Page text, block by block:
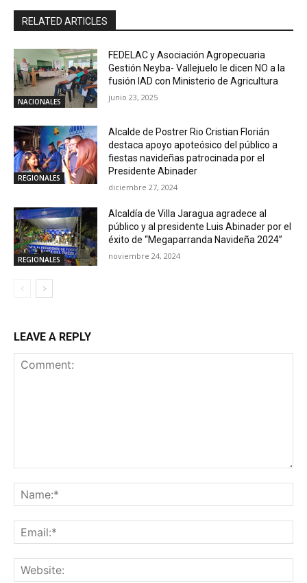
RELATED ARTICLES
NACIONALES
FEDELAC y Asociación Agropecuaria
Gestión Neyba- Vallejuelo le dicen NO a la
fusión IAD con Ministerio de Agricultura
junio 23, 2025
REGIONALES
Alcalde de Postrer Rio Cristian Florián
destaca apoyo apoteósico del público a
fiestas navideñas patrocinada por el
Presidente Abinader
diciembre 27, 2024
REGIONALES
Alcaldía de Villa Jaragua agradece al
público y al presidente Luis Abinader por el
éxito de “Megaparranda Navideña 2024”
noviembre 24, 2024
LEAVE A REPLY